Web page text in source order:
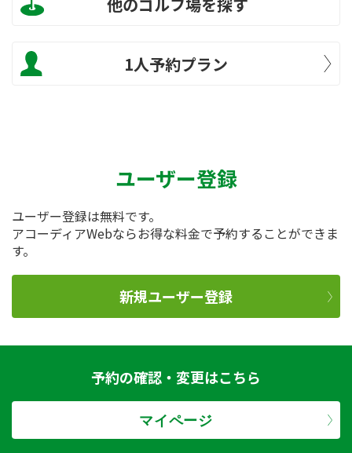
1人予約プラン
ユーザー登録
ユーザー登録は無料です。
アコーディアWebならお得な料金で予約することができま
す。
新規ユーザー登録
予約の確認・変更はこちら
マイページ